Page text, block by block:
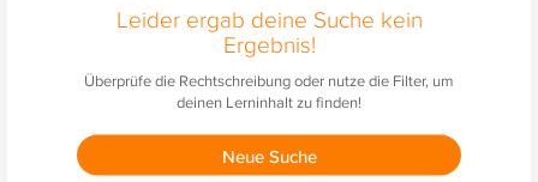
Leider ergab deine Suche kein
Ergebnis!
Überprüfe die Rechtschreibung oder nutze die Filter, um
deinen Lerninhalt zu finden!
Neue Suche